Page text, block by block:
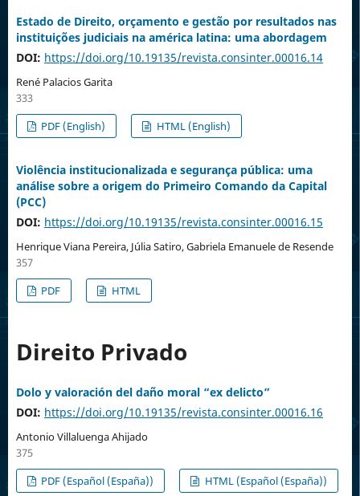
Estado de Direito, orçamento e gestão por resultados nas
instituições judiciais na américa latina: uma abordagem
DOI: https://doi.org/10.19135/revista.consinter.00016.14
René Palacios Garita
333
PDF (English)
HTML (English)
Violência institucionalizada e segurança pública: uma
análise sobre a origem do Primeiro Comando da Capital
(PCC)
DOI: https://doi.org/10.19135/revista.consinter.00016.15
Henrique Viana Pereira, Júlia Satiro, Gabriela Emanuele de Resende
357
PDF
HTML
Direito Privado
Dolo y valoración del daño moral “ex delicto”
DOI: https://doi.org/10.19135/revista.consinter.00016.16
Antonio Villaluenga Ahijado
375
PDF (Español (España))
HTML (Español (España))